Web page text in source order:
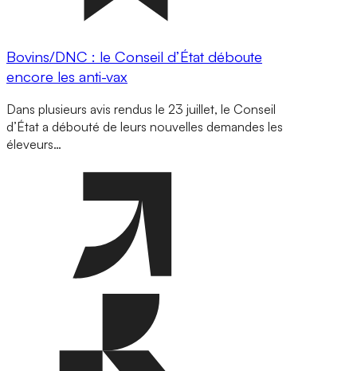
Bovins/DNC : le Conseil d’État déboute
encore les anti-vax
Dans plusieurs avis rendus le 23 juillet, le Conseil
d’État a débouté de leurs nouvelles demandes les
éleveurs…